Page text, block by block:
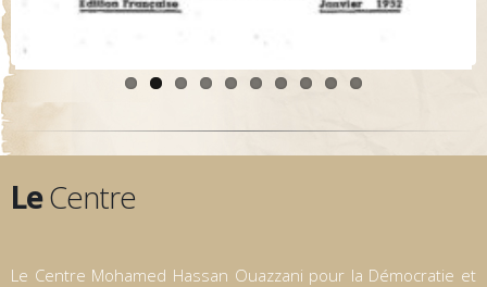
LeCentre
Le Centre Mohamed Hassan Ouazzani pour la Démocratie et